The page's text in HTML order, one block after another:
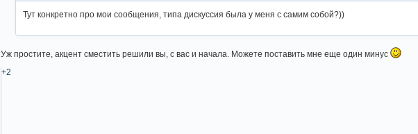
Тут конкретно про мои сообщения, типа дискуссия была у меня с самим собой?))
Уж простите, акцент сместить решили вы, с вас и начала. Можете поставить мне еще один минус
+2